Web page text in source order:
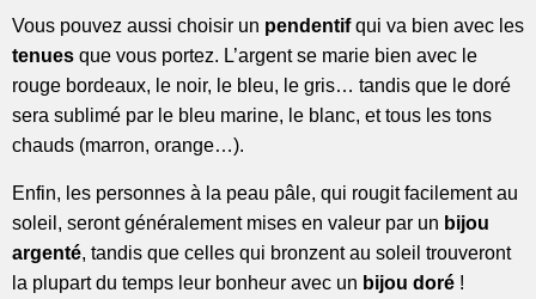
Vous pouvez aussi choisir un pendentifqui va bien avec les
tenues que vous portez. L’argent se marie bien avec le
rouge bordeaux, le noir, le bleu, le gris… tandis que le doré
sera sublimé par le bleu marine, le blanc, et tous les tons
chauds (marron, orange…).
Enfin, les personnes à la peau pâle, qui rougit facilement au
soleil, seront généralement mises en valeur par un bijou
argenté, tandis que celles qui bronzent au soleil trouveront
la plupart du temps leur bonheur avec un bijou doré !